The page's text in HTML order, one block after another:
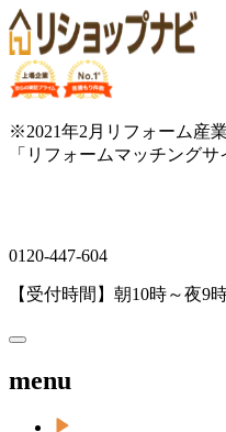
※2021年2月リフォーム産
「リフォームマッチング
0120-447-604
【受付時間】朝10時～夜9
menu